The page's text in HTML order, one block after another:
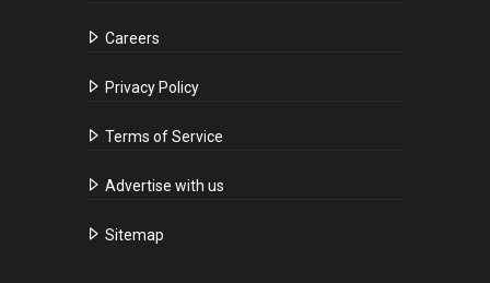
Careers
Privacy Policy
Terms of Service
Advertise with us
Sitemap